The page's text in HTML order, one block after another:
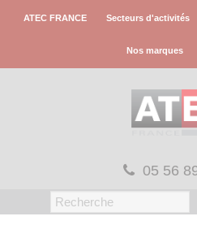
ATEC FRANCE Secteurs d'activités
Nos marques
05 56